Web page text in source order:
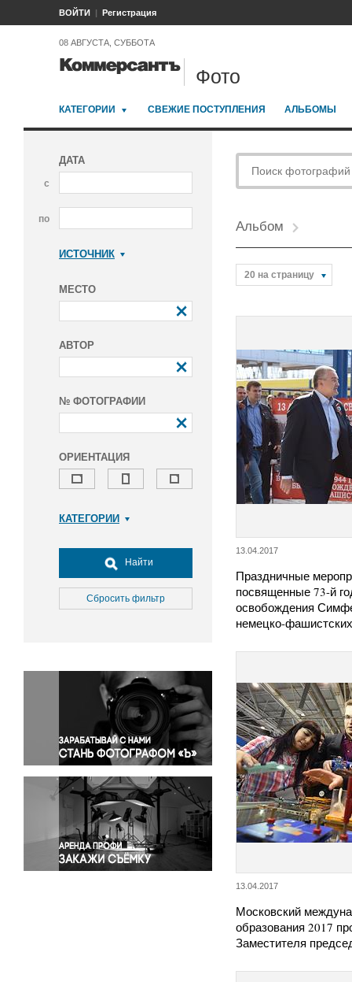
ВОЙТИ Регистрация
08 АВГУСТА, СУББОТА
Фото
КАТЕГОРИИ СВЕЖИЕ ПОСТУПЛЕНИЯ АЛЬБОМЫ
ДАТА
с
по
ИСТОЧНИК
МЕСТО
АВТОР
№ ФОТОГРАФИИ
ОРИЕНТАЦИЯ
КАТЕГОРИИ
Досуг, туризм и отдых
Культура
Медицина
Окружающая среда
Политика
Правосудие
Происшествия и конфликты
Религия
Светская жизнь
Спорт
Экология
Экономика и бизнес
Найти
Сбросить фильтр
Альбом
20 на страницу
13.04.2017
Праздничные
посвященные 73-й
освобождения
немецко-
13.04.2017
Московский
образования 2017
Заместителя